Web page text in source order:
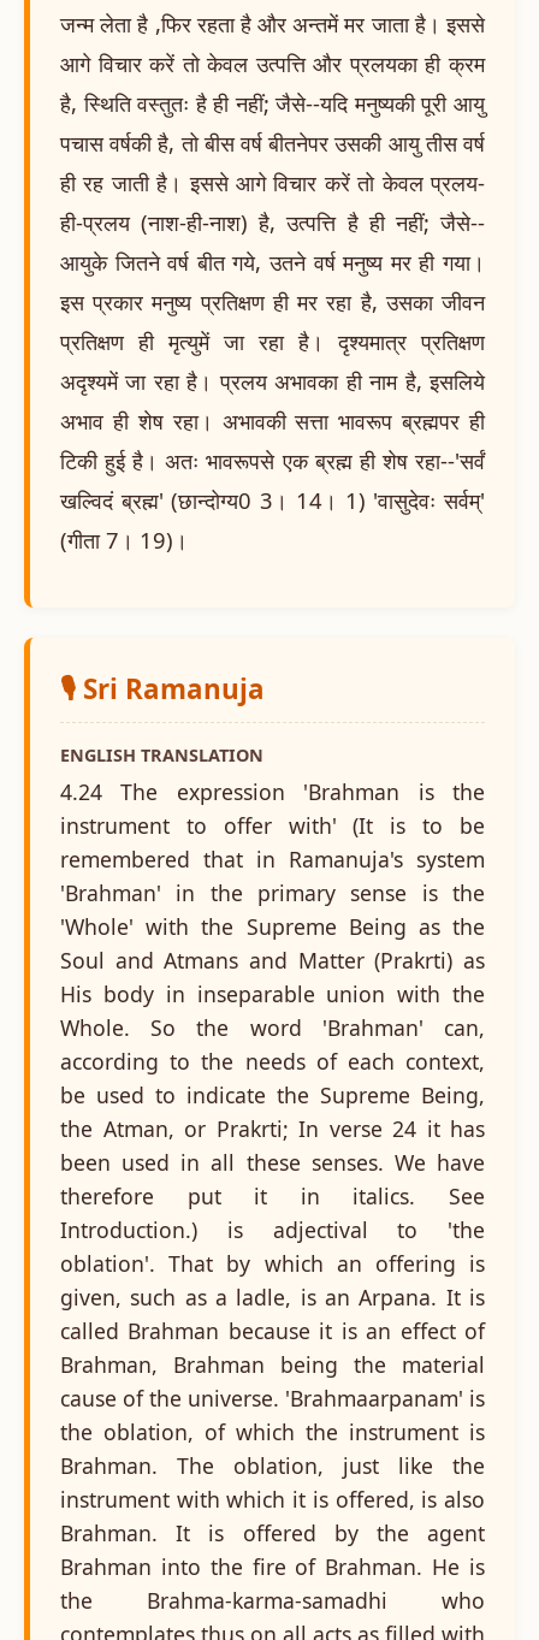
जन्म लेता है ,फिर रहता है और अन्तमें मर जाता है। इससे
आगे विचार करें तो केवल उत्पत्ति और प्रलयका ही क्रम
है, स्थिति वस्तुतः है ही नहीं; जैसे--यदि मनुष्यकी पूरी आयु
पचास वर्षकी है, तो बीस वर्ष बीतनेपर उसकी आयु तीस वर्ष
ही रह जाती है। इससे आगे विचार करें तो केवल प्रलय-
ही-प्रलय (नाश-ही-नाश) है, उत्पत्ति है ही नहीं; जैसे--
आयुके जितने वर्ष बीत गये, उतने वर्ष मनुष्य मर ही गया।
इस प्रकार मनुष्य प्रतिक्षण ही मर रहा है, उसका जीवन
प्रतिक्षण ही मृत्युमें जा रहा है। दृश्यमात्र प्रतिक्षण
अदृश्यमें जा रहा है। प्रलय अभावका ही नाम है, इसलिये
अभाव ही शेष रहा। अभावकी सत्ता भावरूप ब्रह्मपर ही
टिकी हुई है। अतः भावरूपसे एक ब्रह्म ही शेष रहा--'सर्वं
खल्विदं ब्रह्म' (छान्दोग्य0 3। 14। 1) 'वासुदेवः सर्वम्'
(गीता 7। 19)।
🎙️ Sri Ramanuja
ENGLISH TRANSLATION
4.24 The expression 'Brahman is the
instrument to offer with' (It is to be
remembered that in Ramanuja's system
'Brahman' in the primary sense is the
'Whole' with the Supreme Being as the
Soul and Atmans and Matter (Prakrti) as
His body in inseparable union with the
Whole. So the word 'Brahman' can,
according to the needs of each context,
be used to indicate the Supreme Being,
the Atman, or Prakrti; In verse 24 it has
been used in all these senses. We have
therefore put it in italics. See
Introduction.) is adjectival to 'the
oblation'. That by which an offering is
given, such as a ladle, is an Arpana. It is
called Brahman because it is an effect of
Brahman, Brahman being the material
cause of the universe. 'Brahmaarpanam' is
the oblation, of which the instrument is
Brahman. The oblation, just like the
instrument with which it is offered, is also
Brahman. It is offered by the agent
Brahman into the fire of Brahman. He is
the Brahma-karma-samadhi who
contemplates thus on all acts as filled with